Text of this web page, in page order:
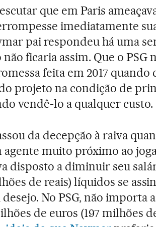
que em Paris
imediatamente
pai respondeu há uma
não ficaria assim. Que o PSG
feita em 2017
projeto na condição de
vendê-lo a qualquer custo.
da decepção à raiva
agente muito próximo ao
disposto a diminuir seu
de reais) líquidos se
No PSG, não importa
de euros (197 milhões